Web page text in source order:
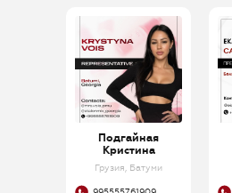
Швейцария
Япония
Подгайная
Кристина
Грузия, Батуми